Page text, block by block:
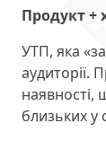
Продукт +
УТП, яка
аудиторії.
наявності,
близьких у